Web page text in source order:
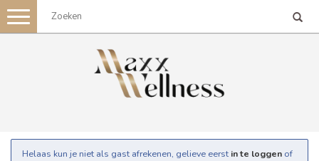
Toggle
navigation
Helaas kun je niet als gast afrekenen, gelieve eerst in te loggen of